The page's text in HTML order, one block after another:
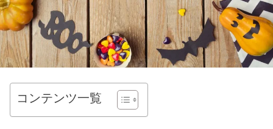
コンテンツ一覧